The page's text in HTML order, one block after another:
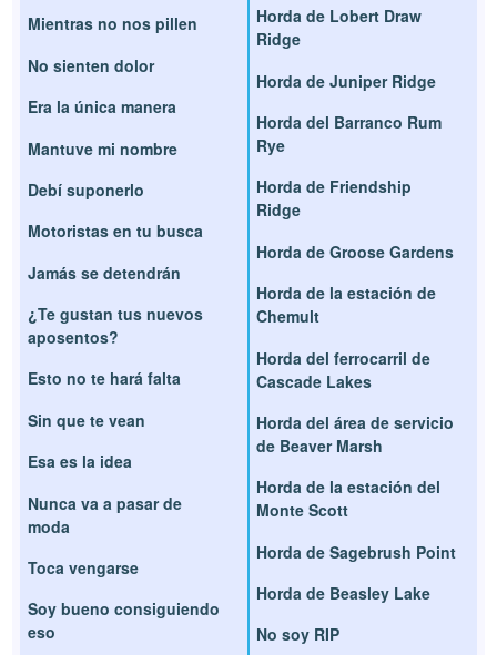
Mientras no nos pillen
No sienten dolor
Era la única manera
Mantuve mi nombre
Debí suponerlo
Motoristas en tu busca
Jamás se detendrán
¿Te gustan tus nuevos
aposentos?
Esto no te hará falta
Sin que te vean
Esa es la idea
Nunca va a pasar de
moda
Toca vengarse
Soy bueno consiguiendo
eso
Horda de Lobert Draw
Ridge
Horda de Juniper Ridge
Horda del Barranco Rum
Rye
Horda de Friendship
Ridge
Horda de Groose Gardens
Horda de la estación de
Chemult
Horda del ferrocarril de
Cascade Lakes
Horda del área de servicio
de Beaver Marsh
Horda de la estación del
Monte Scott
Horda de Sagebrush Point
Horda de Beasley Lake
No soy RIP